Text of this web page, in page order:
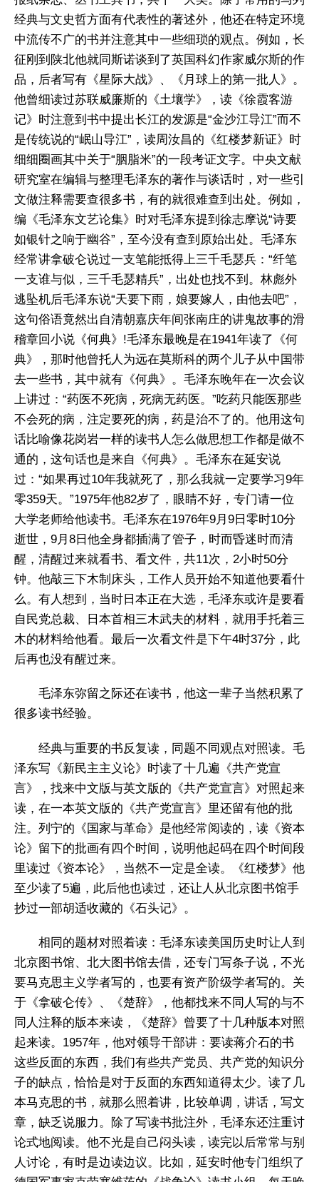
经典与文史哲方面有代表性的著述外，他还在特定环境
中流传不广的书并注意其中一些细琐的观点。例如，长
征刚到陕北他就同斯诺谈到了英国科幻作家威尔斯的作
品，后者写有《星际大战》、《月球上的第一批人》。
他曾细读过苏联威廉斯的《土壤学》，读《徐霞客游
记》时注意到书中提出长江的发源是“金沙江导江”而不
是传统说的“岷山导江”，读周汝昌的《红楼梦新证》时
细细圈画其中关于“胭脂米”的一段考证文字。中央文献
研究室在编辑与整理毛泽东的著作与谈话时，对一些引
文做注释需要查很多书，有的就很难查到出处。例如，
编《毛泽东文艺论集》时对毛泽东提到徐志摩说“诗要
如银针之响于幽谷”，至今没有查到原始出处。毛泽东
经常讲拿破仑说过一支笔能抵得上三千毛瑟兵：“纤笔
一支谁与似，三千毛瑟精兵”，出处也找不到。林彪外
逃坠机后毛泽东说“天要下雨，娘要嫁人，由他去吧”，
这句俗语竟然出自清朝嘉庆年间张南庄的讲鬼故事的滑
稽章回小说《何典》!毛泽东最晚是在1941年读了《何
典》，那时他曾托人为远在莫斯科的两个儿子从中国带
去一些书，其中就有《何典》。毛泽东晚年在一次会议
上讲过：“药医不死病，死病无药医。”吃药只能医那些
不会死的病，注定要死的病，药是治不了的。他用这句
话比喻像花岗岩一样的读书人怎么做思想工作都是做不
通的，这句话也是来自《何典》。毛泽东在延安说
过：“如果再过10年我就死了，那么我就一定要学习9年
零359天。”1975年他82岁了，眼睛不好，专门请一位
大学老师给他读书。毛泽东在1976年9月9日零时10分
逝世，9月8日他全身都插满了管子，时而昏迷时而清
醒，清醒过来就看书、看文件，共11次，2小时50分
钟。他敲三下木制床头，工作人员开始不知道他要看什
么。有人想到，当时日本正在大选，毛泽东或许是要看
自民党总裁、日本首相三木武夫的材料，就用手托着三
木的材料给他看。最后一次看文件是下午4时37分，此
后再也没有醒过来。
毛泽东弥留之际还在读书，他这一辈子当然积累了
很多读书经验。
经典与重要的书反复读，同题不同观点对照读。毛
泽东写《新民主主义论》时读了十几遍《共产党宣
言》，找来中文版与英文版的《共产党宣言》对照起来
读，在一本英文版的《共产党宣言》里还留有他的批
注。列宁的《国家与革命》是他经常阅读的，读《资本
论》留下的批画有四个时间，说明他起码在四个时间段
里读过《资本论》，当然不一定是全读。《红楼梦》他
至少读了5遍，此后他也读过，还让人从北京图书馆手
抄过一部胡适收藏的《石头记》。
相同的题材对照着读：毛泽东读美国历史时让人到
北京图书馆、北大图书馆去借，还专门写条子说，不光
要马克思主义学者写的，也要有资产阶级学者写的。关
于《拿破仑传》、《楚辞》，他都找来不同人写的与不
同人注释的版本来读，《楚辞》曾要了十几种版本对照
起来读。1957年，他对领导干部讲：要读蒋介石的书
这些反面的东西，我们有些共产党员、共产党的知识分
子的缺点，恰恰是对于反面的东西知道得太少。读了几
本马克思的书，就那么照着讲，比较单调，讲话，写文
章，缺乏说服力。除了写读书批注外，毛泽东还注重讨
论式地阅读。他不光是自己闷头读，读完以后常常与别
人讨论，有时是边读边议。比如，延安时他专门组织了